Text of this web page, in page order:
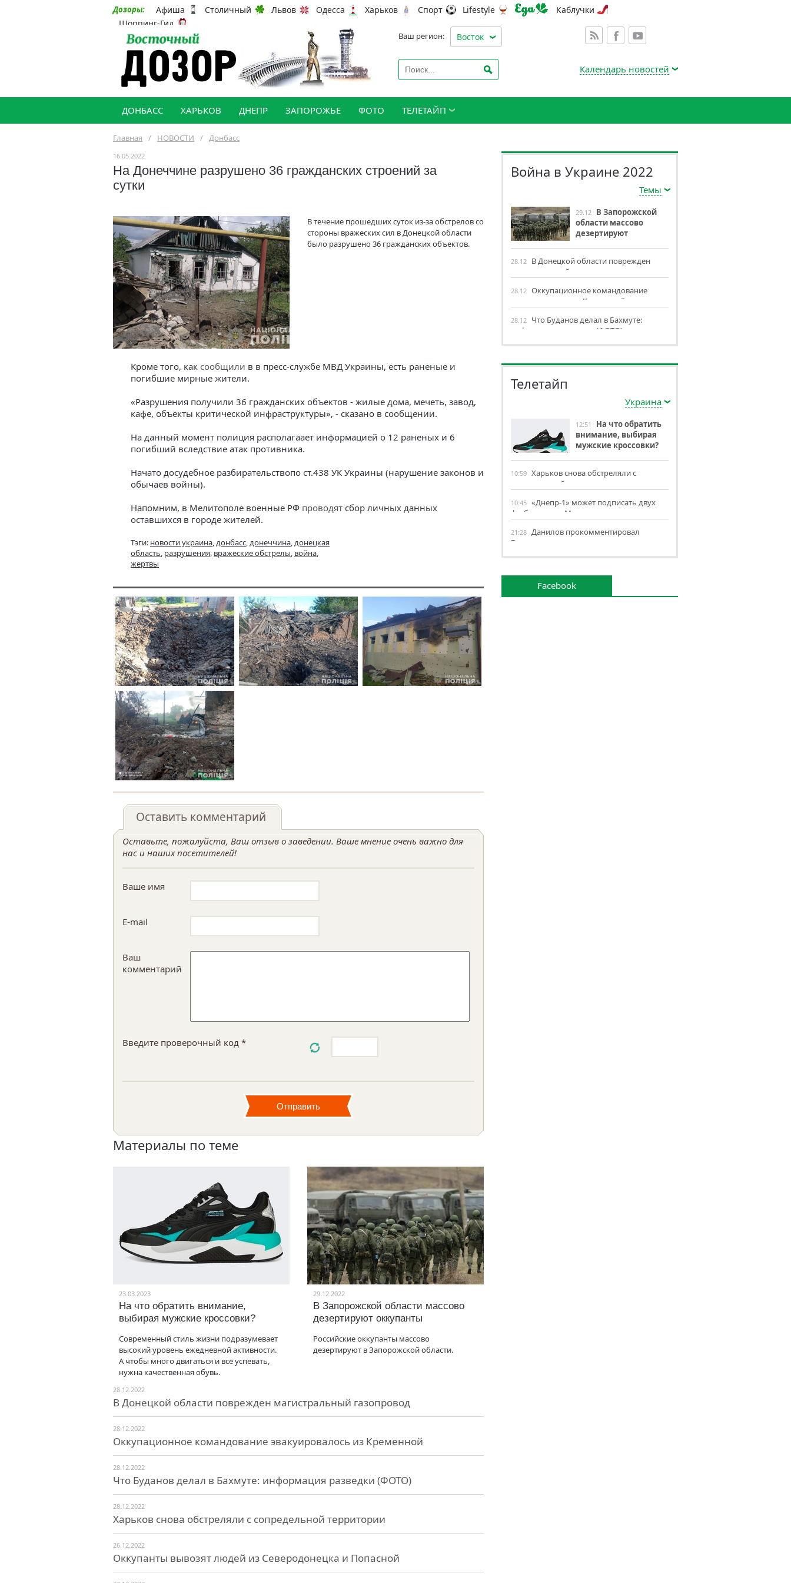
Дозоры: Афиша Столичный Львов Одесса Харьков Спорт Lifestyle
Каблучки
Шоппинг-Гид
Ваш регион: Восток
Календарь новостей
ДОНБАСС ХАРЬКОВ ДНЕПР ЗАПОРОЖЬЕ ФОТО ТЕЛЕТАЙП
Главная / НОВОСТИ / Донбасс
16.05.2022
На Донеччине разрушено 36 гражданских строений за
сутки
В течение прошедших суток из-за обстрелов со
стороны вражеских сил в Донецкой области
было разрушено 36 гражданских объектов.
Кроме того, как сообщили в в пресс-службе МВД Украины, есть раненые и
погибшие мирные жители.
«Разрушения получили 36 гражданских объектов - жилые дома, мечеть, завод,
кафе, объекты критической инфраструктуры», - сказано в сообщении.
На данный момент полиция располагаает информацией о 12 раненых и 6
погибший вследствие атак противника.
Начато досудебное разбирательствопо ст.438 УК Украины (нарушение законов и
обычаев войны).
Напомним, в Мелитополе военные РФ проводят сбор личных данных
оставшихся в городе жителей.
Тэги: новости украина,донбасс,донеччина,донецкая
область, разрушения, вражеские обстрелы, война,
жертвы
Оставить комментарий
Оставьте, пожалуйста, Ваш отзыв о заведении. Ваше мнение очень важно для
нас и наших посетителей!
Ваше имя
E-mail
Ваш
комментарий
Введите проверочный код *
Материалы по теме
23.03.2023
На что обратить внимание,
выбирая мужские кроссовки?
Современный стиль жизни подразумевает
высокий уровень ежедневной активности.
А чтобы много двигаться и все успевать,
нужна качественная обувь.
29.12.2022
В Запорожской области массово
дезертируют оккупанты
Российские оккупанты массово
дезертируют в Запорожской области.
28.12.2022
В Донецкой области поврежден магистральный газопровод
28.12.2022
Оккупационное командование эвакуировалось из Кременной
28.12.2022
Что Буданов делал в Бахмуте: информация разведки (ФОТО)
28.12.2022
Харьков снова обстреляли с сопредельной территории
26.12.2022
Оккупанты вывозят людей из Северодонецка и Попасной
Война в Украине 2022
Темы
29.12 В Запорожской
области массово
дезертируют
28.12 В Донецкой области поврежден
магистральный газопровод
28.12 Оккупационное командование
эвакуировалось из Кременной
28.12 Что Буданов делал в Бахмуте:
информация разведки (ФОТО)
Телетайп
Украина
12:51
На что обратить
внимание, выбирая
мужские кроссовки?
10:59 Харьков снова обстреляли с
сопредельной территории
10:45 «Днепр-1» может подписать двух
футболистов «Металлиста»
21:28 Данилов прокомментировал
Буданова
Facebook